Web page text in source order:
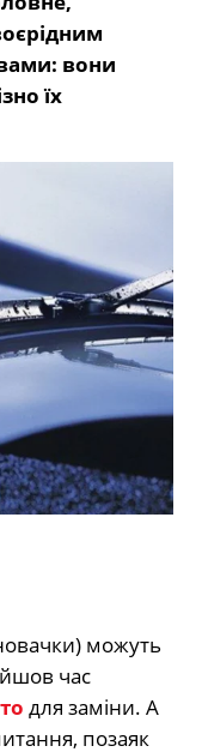
вони
їх
можуть
час
для заміни. А
позаяк